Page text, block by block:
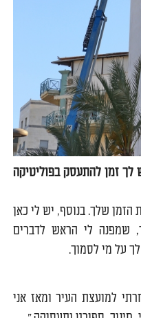
לך זמן להתעסק בפוליטיקה
הזמן שלך. בנוסף, יש לי כאן
שמפנה לי הראש לדברים
על מי לסמוך.
נבחרתי למועצת העיר ומאז אני